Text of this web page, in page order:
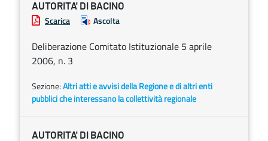
AUTORITA' DI BACINO
Scarica Ascolta
Deliberazione Comitato Istituzionale 5 aprile
2006, n. 3
Sezione:Altri atti e avvisi della Regione e di altri enti
pubblici che interessano la collettività regionale
AUTORITA' DI BACINO